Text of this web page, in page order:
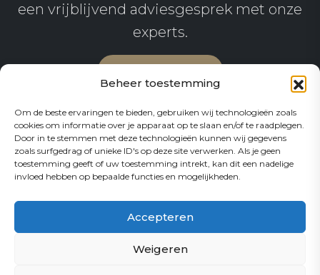
Beheer toestemming
Om de beste ervaringen te bieden, gebruiken wij technologieën zoals
cookies om informatie over je apparaat op te slaan en/of te raadplegen.
Door in te stemmen met deze technologieën kunnen wij gegevens
zoals surfgedrag of unieke ID's op deze site verwerken. Als je geen
toestemming geeft of uw toestemming intrekt, kan dit een nadelige
invloed hebben op bepaalde functies en mogelijkheden.
Accepteren
Weigeren
een vrijblijvend adviesgesprek met onze
experts.
Bekijk onze andere